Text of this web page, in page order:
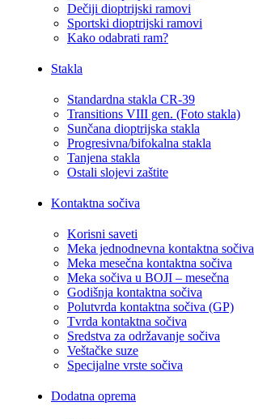
Dečiji dioptrijski ramovi
Sportski dioptrijski ramovi
Kako odabrati ram?
Stakla
Standardna stakla CR-39
Transitions VIII gen. (Foto stakla)
Sunčana dioptrijska stakla
Progresivna/bifokalna stakla
Tanjena stakla
Ostali slojevi zaštite
Kontaktna sočiva
Korisni saveti
Meka jednodnevna kontaktna sočiva
Meka mesečna kontaktna sočiva
Meka sočiva u BOJI – mesečna
Godišnja kontaktna sočiva
Polutvrda kontaktna sočiva (GP)
Tvrda kontaktna sočiva
Sredstva za održavanje sočiva
Veštačke suze
Specijalne vrste sočiva
Dodatna oprema